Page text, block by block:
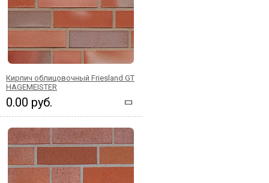
Кирпич облицовочный Friesland GT
HAGEMEISTER
0.00 руб.